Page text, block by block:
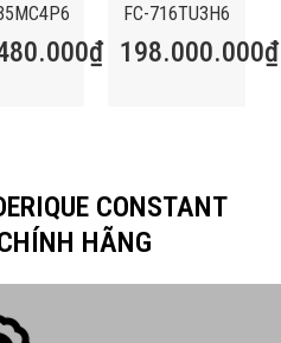
₫
FC-716TU3H6
198.000.000₫
CONSTANT
HÃNG